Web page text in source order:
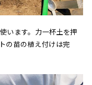
います。力一杯土を押
の苗の植え付けは完